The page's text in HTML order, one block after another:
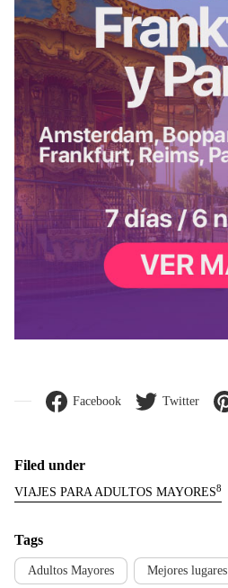
Facebook Twitter
Filed under
VIAJES PARA ADULTOS MAYORES8
Tags
Adultos Mayores Mejores lugares